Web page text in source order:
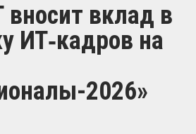
вклад в
ИТ‑кадров на
2026»